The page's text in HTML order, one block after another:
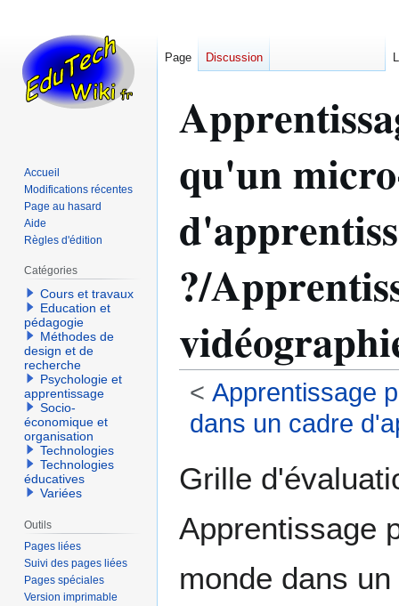
qu'un
?/
< Apprentissage
dans un cadre
à
navigation
à
recherche
Grille
Apprentissage
monde dans
Page Discussion
Accueil
Modifications récentes
Page au hasard
Aide
Règles d'édition
Catégories
Cours et travaux
Education et
pédagogie
Méthodes de
design et de
recherche
Psychologie et
apprentissage
Socio-
économique et
organisation
Technologies
Technologies
éducatives
Variées
Outils
Pages liées
Suivi des pages liées
Pages spéciales
Version imprimable